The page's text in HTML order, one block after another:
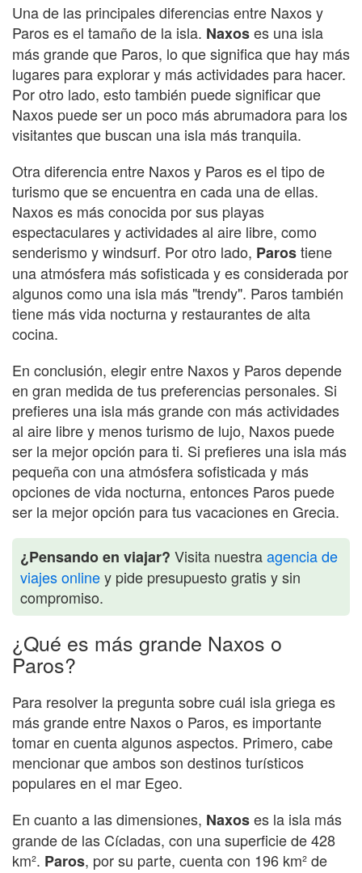
Una de las principales diferencias entre Naxos y
Paros es el tamaño de la isla. Naxoses una isla
más grande que Paros, lo que significa que hay más
lugares para explorar y más actividades para hacer.
Por otro lado, esto también puede significar que
Naxos puede ser un poco más abrumadora para los
visitantes que buscan una isla más tranquila.
Otra diferencia entre Naxos y Paros es el tipo de
turismo que se encuentra en cada una de ellas.
Naxos es más conocida por sus playas
espectaculares y actividades al aire libre, como
senderismo y windsurf. Por otro lado, Parostiene
una atmósfera más sofisticada y es considerada por
algunos como una isla más "trendy". Paros también
tiene más vida nocturna y restaurantes de alta
cocina.
En conclusión, elegir entre Naxos y Paros depende
en gran medida de tus preferencias personales. Si
prefieres una isla más grande con más actividades
al aire libre y menos turismo de lujo, Naxos puede
ser la mejor opción para ti. Si prefieres una isla más
pequeña con una atmósfera sofisticada y más
opciones de vida nocturna, entonces Paros puede
ser la mejor opción para tus vacaciones en Grecia.
¿Pensando en viajar? Visita nuestraagencia de
viajes onliney pide presupuesto gratis y sin
compromiso.
¿Qué es más grande Naxos o
Paros?
Para resolver la pregunta sobre cuál isla griega es
más grande entre Naxos o Paros, es importante
tomar en cuenta algunos aspectos. Primero, cabe
mencionar que ambos son destinos turísticos
populares en el mar Egeo.
En cuanto a las dimensiones, Naxoses la isla más
grande de las Cícladas, con una superficie de 428
km². Paros, por su parte, cuenta con 196 km² de